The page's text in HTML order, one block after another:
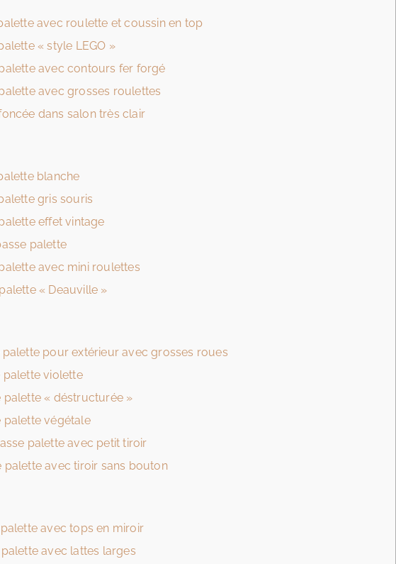
avec roulette et coussin en top
« style LEGO »
avec contours fer forgé
avec grosses roulettes
dans salon très clair
blanche
gris souris
effet vintage
palette
avec mini roulettes
« Deauville »
palette pour extérieur avec grosses roues
palette violette
palette « déstructurée »
palette végétale
palette avec petit tiroir
palette avec tiroir sans bouton
avec tops en miroir
avec lattes larges